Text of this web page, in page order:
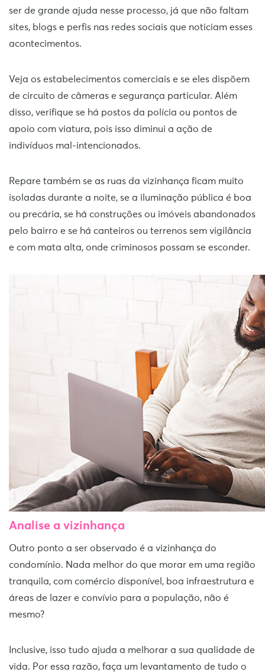
ser de grande ajuda nesse processo, já que não faltam
sites, blogs e perfis nas redes sociais que noticiam esses
acontecimentos.
Veja os estabelecimentos comerciais e se eles dispõem
de circuito de câmeras e segurança particular. Além
disso, verifique se há postos da polícia ou pontos de
apoio com viatura, pois isso diminui a ação de
indivíduos mal-intencionados.
Repare também se as ruas da vizinhança ficam muito
isoladas durante a noite, se a iluminação pública é boa
ou precária, se há construções ou imóveis abandonados
pelo bairro e se há canteiros ou terrenos sem vigilância
e com mata alta, onde criminosos possam se esconder.
Analise a vizinhança
Outro ponto a ser observado é a vizinhança do
condomínio. Nada melhor do que morar em uma região
tranquila, com comércio disponível, boa infraestrutura e
áreas de lazer e convívio para a população, não é
mesmo?
Inclusive, isso tudo ajuda a melhorar a sua qualidade de
vida. Por essa razão, faça um levantamento de tudo o